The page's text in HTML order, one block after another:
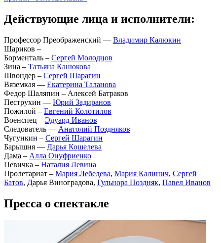
Действующие лица и исполнители:
Профессор Преображенский — Владимир Калюкин
Шариков –
Борменталь – Сергей Молодцов
Зина – Татьяна Канюкова
Швондер – Сергей Шарагин
Вяземкая — Екатерина Таланова
Федор Шаляпин – Алексей Батраков
Пеструхин — Юрий Задиранов
Пожилой – Евгений Колотилов
Военспец – Эдуард Иванов
Следователь — Анатолий Поздняков
Чугункин – Сергей Шарагин
Барышня — Дарья Кошелева
Дама – Алла Онуфриенко
Певичка – Наталия Левина
Пролетариат – Мария Лебедева, Мария Калинич, Сергей
Батов, Дарья Виноградова, Гульнора Поздняк, Павел Иванов
Пресса о спектакле